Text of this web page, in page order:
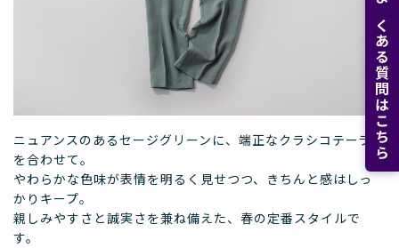
よくある質問はこちら
ニュアンスのあるセージグリーンに、端正なクラシコテーラー
を合わせて。
やわらかな色味が表情を明るく見せつつ、きちんと感はしっ
かりキープ。
親しみやすさと誠実さを兼ね備えた、春の定番スタイルで
す。